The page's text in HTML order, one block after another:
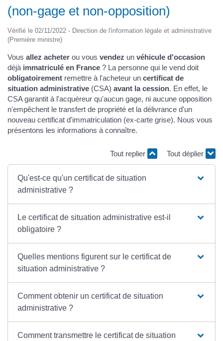
(non-gage et non-opposition)
Vérifié le 02/11/2022 - Direction de l'information légale et administrative
(Première ministre)
Vous allez acheter ou vous vendez un véhicule d'occasion
déjà immatriculé en France ? La personne qui le vend doit
obligatoirement remettre à l'acheteur un certificat de
situation administrative (CSA) avant la cession. En effet, le
CSA garantit à l'acquéreur qu'aucun gage, ni aucune opposition
n'empêchent le transfert de propriété et la délivrance d'un
nouveau certificat d'immatriculation (ex-carte grise). Nous vous
présentons les informations à connaître.
Tout replier Tout déplier
Qu'est-ce qu'un certificat de situation
administrative ?
Le certificat de situation administrative est-il
obligatoire ?
Quelles mentions figurent sur le certificat de
situation administrative ?
Comment obtenir un certificat de situation
administrative ?
Comment transmettre le certificat de situation